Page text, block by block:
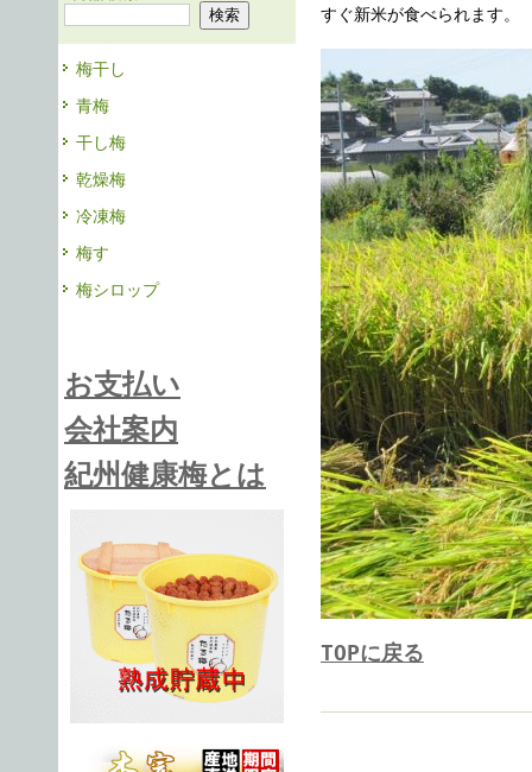
梅干し
青梅
干し梅
乾燥梅
冷凍梅
梅す
梅シロップ
お支払い
会社案内
紀州健康梅とは
すぐ新米が食べられます。
TOPに戻る